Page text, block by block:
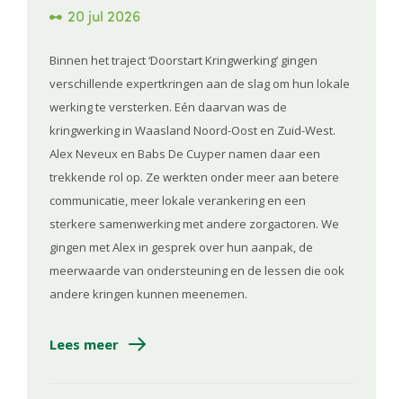
20 jul 2026
Binnen het traject ‘Doorstart Kringwerking’ gingen
verschillende expertkringen aan de slag om hun lokale
werking te versterken. Eén daarvan was de
kringwerking in Waasland Noord-Oost en Zuid-West.
Alex Neveux en Babs De Cuyper namen daar een
trekkende rol op. Ze werkten onder meer aan betere
communicatie, meer lokale verankering en een
sterkere samenwerking met andere zorgactoren. We
gingen met Alex in gesprek over hun aanpak, de
meerwaarde van ondersteuning en de lessen die ook
andere kringen kunnen meenemen.
Lees meer